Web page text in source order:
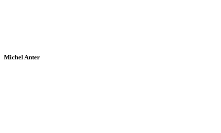
Michel Anter